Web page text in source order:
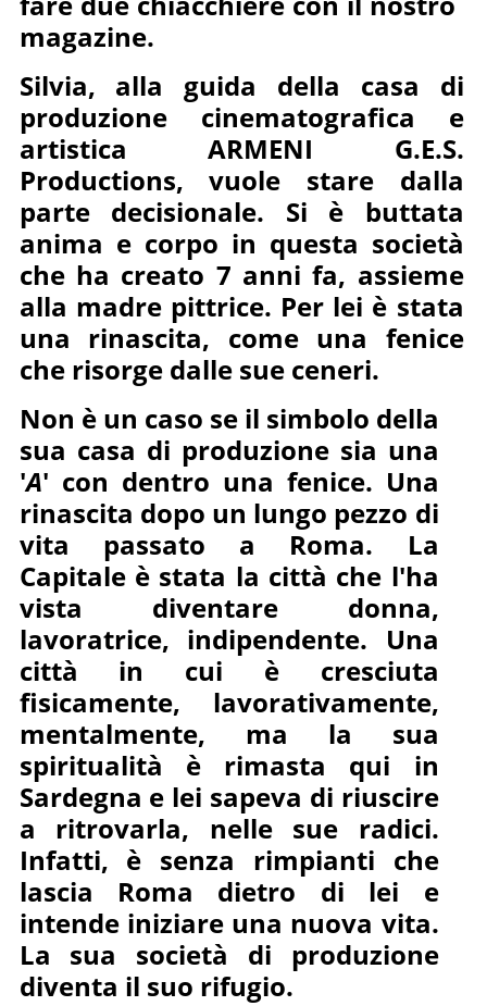
magazine.
Silvia, alla guida della casa di
produzione cinematografica e
artistica ARMENI G.E.S.
Productions, vuole stare dalla
parte decisionale. Si è buttata
anima e corpo in questa società
che ha creato 7 anni fa, assieme
alla madre pittrice. Per lei è stata
una rinascita, come una fenice
che risorge dalle sue ceneri.
Non è un caso se il simbolo della
sua casa di produzione sia una
'A' con dentro una fenice. Una
rinascita dopo un lungo pezzo di
vita passato a Roma. La
Capitale è stata la città che l'ha
vista diventare donna,
lavoratrice, indipendente. Una
città in cui è cresciuta
fisicamente, lavorativamente,
mentalmente, ma la sua
spiritualità è rimasta qui in
Sardegna e lei sapeva di riuscire
a ritrovarla, nelle sue radici.
Infatti, è senza rimpianti che
lascia Roma dietro di lei e
intende iniziare una nuova vita.
La sua società di produzione
diventa il suo rifugio.